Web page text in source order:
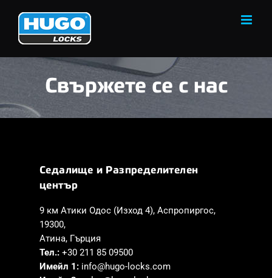
content
Свържете се с нас
Седалище и Pазпределителен
център
9 км Атики Одос (Изход 4), Аспропиргос,
19300,
Атина, Гърция
Тел.: +30 211 85 09500
Имейл 1:info@hugo-locks.com